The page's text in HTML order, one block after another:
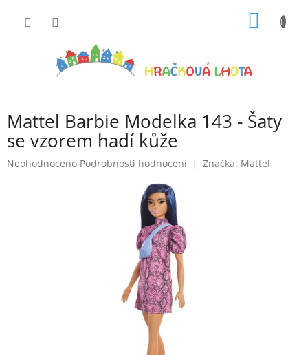
Mattel Barbie Modelka 143 - Šaty
se vzorem hadí kůže
Průměrné
Neohodnoceno Podrobnosti hodnocení Značka: Mattel